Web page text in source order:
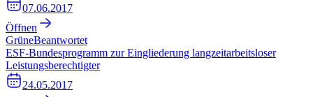
07.06.2017
Öffnen
GrüneBeantwortet
ESF-Bundesprogramm zur Eingliederung langzeitarbeitsloser
Leistungsberechtigter
24.05.2017